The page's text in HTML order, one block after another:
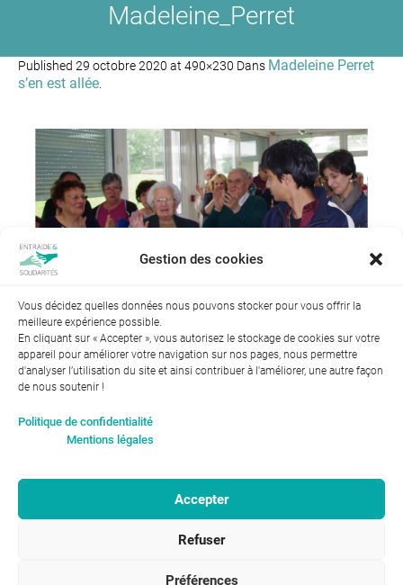
Gestion des cookies
Vous décidez quelles données nous pouvons stocker pour vous offrir la
meilleure expérience possible.
En cliquant sur « Accepter », vous autorisez le stockage de cookies sur votre
appareil pour améliorer votre navigation sur nos pages, nous permettre
d'analyser l’utilisation du site et ainsi contribuer à l'améliorer, une autre façon
de nous soutenir !
Politique de confidentialité
Mentions légales
Accepter
Refuser
Préférences
Madeleine_Perret
Published 29 octobre 2020 at 490×230 Dans Madeleine Perret
s’en est allée
← Précédent
femmes : 94
Entraide et Solidarités
46, avenue Gustave Eiffel
02 47 31 87 00
RGPD-Confidentialité|